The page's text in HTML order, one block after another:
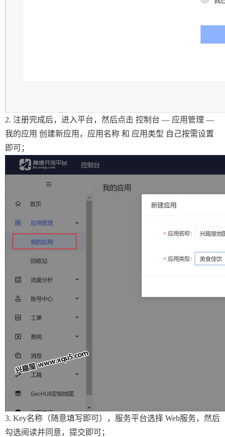
2. 注册完成后，进入平台，然后点击 控制台 — 应用管理 —
我的应用 创建新应用，应用名称 和 应用类型 自己按需设置
即可；
3. Key名称（随意填写即可），服务平台选择 Web服务，然后
勾选阅读并同意，提交即可；